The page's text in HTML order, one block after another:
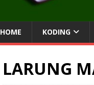
HOME KODING
LARUNG